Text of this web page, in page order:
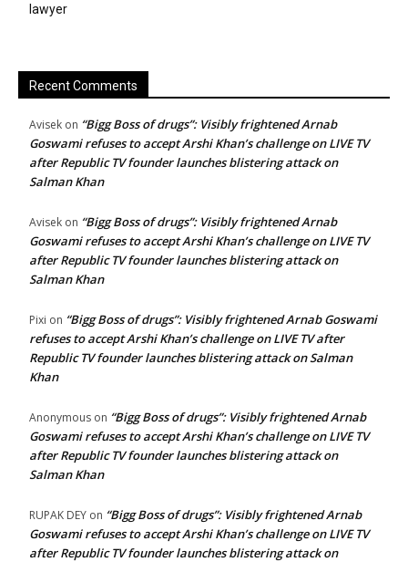
lawyer
Recent Comments
Avisek on “Bigg Boss of drugs”: Visibly frightened Arnab
Goswami refuses to accept Arshi Khan’s challenge on LIVE TV
after Republic TV founder launches blistering attack on
Salman Khan
Avisek on “Bigg Boss of drugs”: Visibly frightened Arnab
Goswami refuses to accept Arshi Khan’s challenge on LIVE TV
after Republic TV founder launches blistering attack on
Salman Khan
Pixi on “Bigg Boss of drugs”: Visibly frightened Arnab Goswami
refuses to accept Arshi Khan’s challenge on LIVE TV after
Republic TV founder launches blistering attack on Salman
Khan
Anonymous on “Bigg Boss of drugs”: Visibly frightened Arnab
Goswami refuses to accept Arshi Khan’s challenge on LIVE TV
after Republic TV founder launches blistering attack on
Salman Khan
RUPAK DEY on “Bigg Boss of drugs”: Visibly frightened Arnab
Goswami refuses to accept Arshi Khan’s challenge on LIVE TV
after Republic TV founder launches blistering attack on